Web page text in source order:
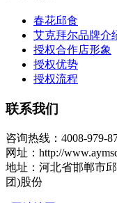
春花邱食
艾克拜尔品牌介
授权合作店形象
授权优势
授权流程
联系我们
咨询热线：4008-979-
网址：http://
地址：河北省邯郸市
团)股份